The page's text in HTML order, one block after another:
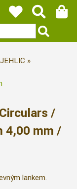
/
4,00 mm /
lankem.